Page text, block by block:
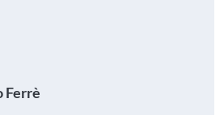
Ferrè